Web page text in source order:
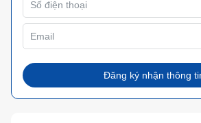
Đăng ký nhận thông